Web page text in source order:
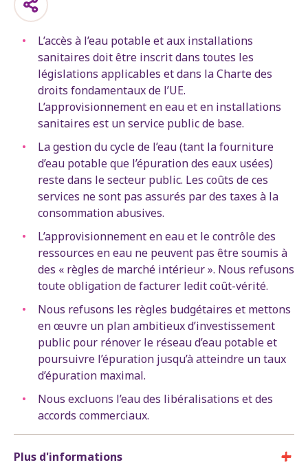
L’accès à l’eau potable et aux installations
sanitaires doit être inscrit dans toutes les
législations applicables et dans la Charte des
droits fondamentaux de l’UE.
L’approvisionnement en eau et en installations
sanitaires est un service public de base.
La gestion du cycle de l’eau (tant la fourniture
d’eau potable que l’épuration des eaux usées)
reste dans le secteur public. Les coûts de ces
services ne sont pas assurés par des taxes à la
consommation abusives.
L’approvisionnement en eau et le contrôle des
ressources en eau ne peuvent pas être soumis à
des « règles de marché intérieur ». Nous refusons
toute obligation de facturer ledit coût-vérité.
Nous refusons les règles budgétaires et mettons
en œuvre un plan ambitieux d’investissement
public pour rénover le réseau d’eau potable et
poursuivre l’épuration jusqu’à atteindre un taux
d’épuration maximal.
Nous excluons l’eau des libéralisations et des
accords commerciaux.
Plus d'informations